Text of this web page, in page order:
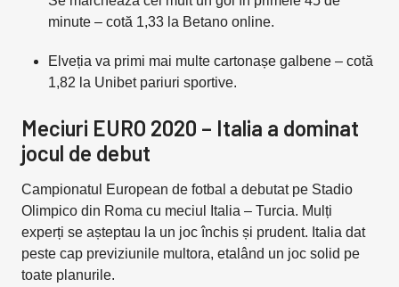
minute – cotă 1,33 la Betano online.
Elveția va primi mai multe cartonașe galbene – cotă
1,82 la Unibet pariuri sportive.
Meciuri EURO 2020 – Italia a dominat
jocul de debut
Campionatul European de fotbal a debutat pe Stadio
Olimpico din Roma cu meciul Italia – Turcia. Mulți
experți se așteptau la un joc închis și prudent. Italia dat
peste cap previziunile multora, etalând un joc solid pe
toate planurile.